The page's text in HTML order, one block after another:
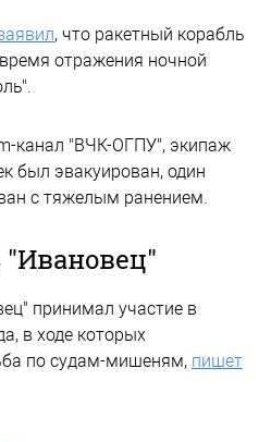
, что ракетный корабль
отражения ночной
канал "ВЧК-ОГПУ", экипаж
был эвакуирован, один
с тяжелым ранением.
"Ивановец"
принимал участие в
в ходе которых
по судам-мишеням, пишет